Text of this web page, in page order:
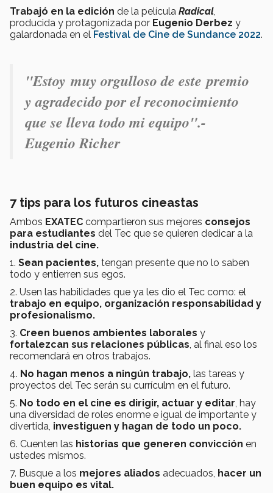
Trabajó en la edición de la película Radical,
producida y protagonizada por Eugenio Derbez y
galardonada en el Festival de Cine de Sundance 2022.
"Estoy muy orgulloso de este premio
y agradecido por el reconocimiento
que se lleva todo mi equipo".-
Eugenio Richer
7 tips para los futuros cineastas
Ambos EXATEC compartieron sus mejores consejos
para estudiantes del Tec que se quieren dedicar a la
industria del cine.
1. Sean pacientes, tengan presente que no lo saben
todo y entierren sus egos.
2. Usen las habilidades que ya les dio el Tec como: el
trabajo en equipo, organización responsabilidad y
profesionalismo.
3. Creen buenos ambientes laborales y
fortalezcan sus relaciones públicas, al final eso los
recomendará en otros trabajos.
4. No hagan menos a ningún trabajo, las tareas y
proyectos del Tec serán su currículm en el futuro.
5. No todo en el cine es dirigir, actuar y editar, hay
una diversidad de roles enorme e igual de importante y
divertida, investiguen y hagan de todo un poco.
6. Cuenten las historias que generen convicción en
ustedes mismos.
7. Busque a los mejores aliados adecuados, hacer un
buen equipo es vital.